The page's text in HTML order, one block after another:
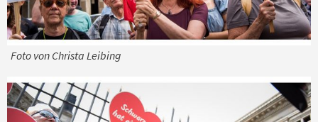
Foto von Christa Leibing